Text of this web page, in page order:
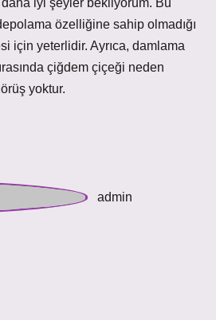
iyi şeyler bekliyorum. Bu
özelliğine sahip olmadığı
için yeterlidir. Ayrıca, damlama
çiğdem çiçeği neden
yoktur.